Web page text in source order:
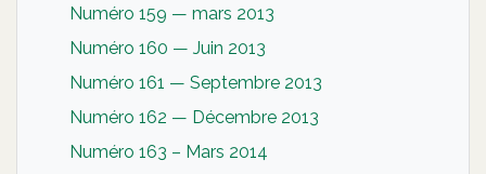
Numéro 159 — mars 2013
Numéro 160 — Juin 2013
Numéro 161 — Septembre 2013
Numéro 162 — Décembre 2013
Numéro 163 – Mars 2014